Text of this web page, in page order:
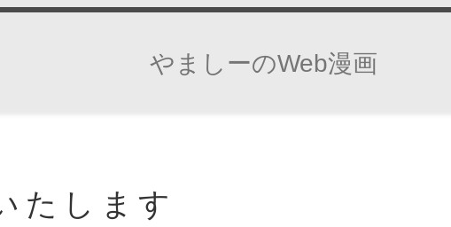
やましーのWeb漫画
たします